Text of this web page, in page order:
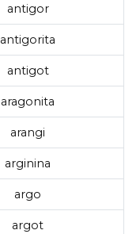
antigor
antigorita
antigot
aragonita
arangi
arginina
argo
argot